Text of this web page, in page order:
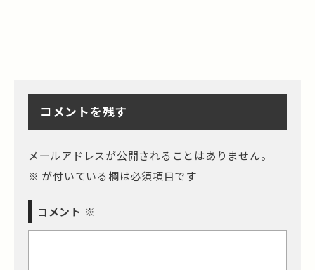
コメントを残す
メールアドレスが公開されることはありません。
※ が付いている欄は必須項目です
コメント ※